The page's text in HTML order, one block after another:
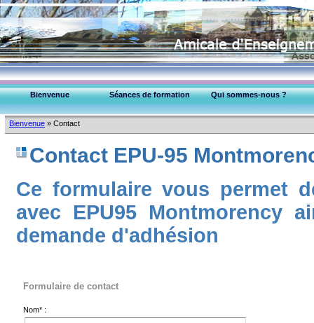
Bienvenue » Contact
Contact EPU-95
Ce formulaire vous permet
avec EPU95 Montmorency
demande d'adhésion
Formulaire de contact
Nom* :
Bienvenue Séances de formation
Qui sommes-nous ?
EPU-95 Montmorency